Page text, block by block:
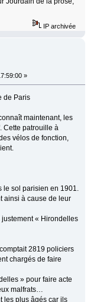
IP archivée
»
de Paris
maintenant, les
Cette patrouille à
vélos de fonction,
sol parisien en 1901.
ainsi à cause de leur
justement « Hirondelles
2819 policiers
chargés de faire
» pour faire acte
malfrats…
les plus âgés car ils